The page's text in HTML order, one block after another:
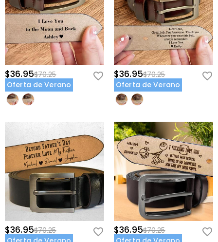
$36.95$70.25
Oferta de Verano
$36.95$70.25
Oferta de Verano
$36.95$70.25
$36.95$70.25